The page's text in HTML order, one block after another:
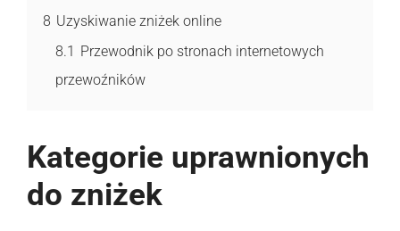
8 Uzyskiwanie zniżek online
8.1 Przewodnik po stronach internetowych
przewoźników
Kategorie uprawnionych
do zniżek